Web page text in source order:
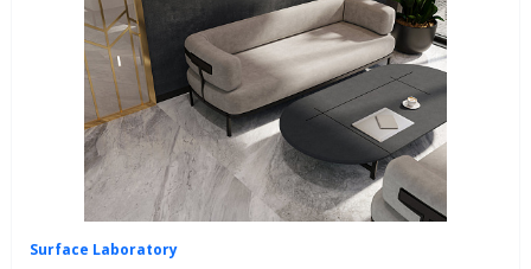
Surface Laboratory